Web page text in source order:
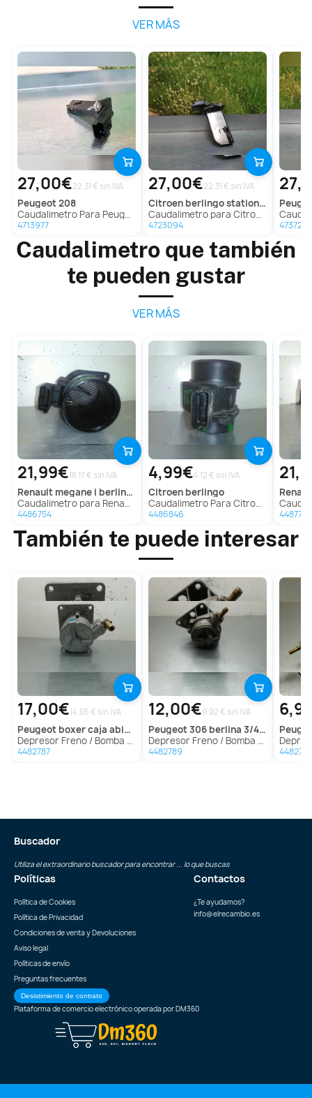
VER MÁS
27,00€22.31 € sin IVA
peugeot208
Caudalimetro Para Peugeot 208
4713977
27,00€22.31 € sin IVA
citroen berlingo station wagon
Caudalimetro para Citroën Berlingo Station Wagon
4723094 4737214
Caudalimetro que también
te pueden gustar
VER MÁS
21,99€18.17 € sin IVA
renault megane i berlina hatchback (ba0)
Caudalimetro para Renault Megane I Berlina Hatchback (Ba0)
4486754
4,99€4.12 € sin IVA
citroen berlingo
Caudalimetro Para Citroen Berlingo
4486846
Caudalimetro
4487776
También te puede interesar
17,00€14.05 € sin IVA
peugeot boxer caja abierta (rs2850)(330)('02->)
Depresor Freno / Bomba Vacio para Peugeot Boxer Caja Abierta (Rs2850)(330)('02->)
4482787
12,00€9.92 € sin IVA
peugeot306 berlina 3/4/5 puertas (s2)
Depresor Freno / Bomba Vacio para Peugeot 306 Berlina 3/4/5 Puertas (S2)
4482789
Depresor
4482797
Buscador
Utiliza el extraordinario buscador para encontrar ... lo que buscas
Políticas
Política de Cookies
Política de Privacidad
Condiciones de venta y Devoluciones
Aviso legal
Políticas de envío
Preguntas frecuentes
Desistimiento de contrato
Contactos
¿Te ayudamos?
info@elrecambio.es
Plataforma de comercio electrónico operada porDM360